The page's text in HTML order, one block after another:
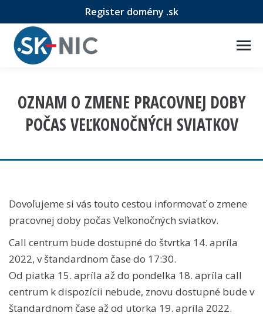
Register domény .sk
OZNAM O ZMENE PRACOVNEJ DOBY
POČAS VEĽKONOČNÝCH SVIATKOV
Dovoľujeme si vás touto cestou informovať o zmene
pracovnej doby počas Veľkonočných sviatkov.
Call centrum bude dostupné do štvrtka 14. apríla
2022, v štandardnom čase do 17:30.
Od piatka 15. apríla až do pondelka 18. apríla call
centrum k dispozícii nebude, znovu dostupné bude v
štandardnom čase až od utorka 19. apríla 2022.